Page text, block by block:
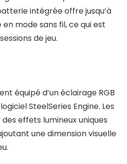
intégrée offre jusqu’à
en mode sans fil, ce qui est
de jeu.
équipé d’un éclairage RGB
SteelSeries Engine. Les
effets lumineux uniques
une dimension visuelle